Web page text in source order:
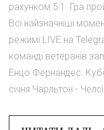
рахунком 5:1. Гра
Всі найзначніші
режимі LIVE на
команді ветеранів
Енцо Фернандес.
січня Чарльтон -